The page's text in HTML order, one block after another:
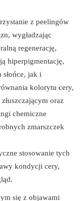
z peelingów
wygładzając
regenerację,
hiperpigmentację,
jak i
kolorytu cery,
oraz
chemiczne
zmarszczek
stosowanie tych
kondycji cery,
się z objawami